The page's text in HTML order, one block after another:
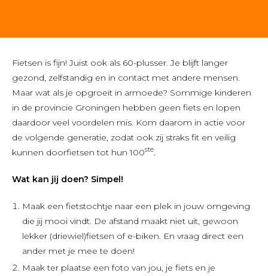
Fietsen is fijn! Juist ook als 60-plusser. Je blijft langer
gezond, zelfstandig en in contact met andere mensen.
Maar wat als je opgroeit in armoede? Sommige kinderen
in de provincie Groningen hebben geen fiets en lopen
daardoor veel voordelen mis. Kom daarom in actie voor
de volgende generatie, zodat ook zij straks fit en veilig
kunnen doorfietsen tot hun 100ste
Wat kan jij doen? Simpel!
Maak een fietstochtje naar een plek in jouw omgeving
die jij mooi vindt. De afstand maakt niet uit, gewoon
lekker (driewiel)fietsen of e-biken. En vraag direct een
ander met je mee te doen!
Maak ter plaatse een foto van jou, je fiets en je